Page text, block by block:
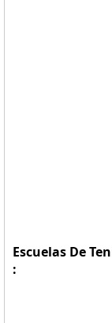
Escuelas De
: